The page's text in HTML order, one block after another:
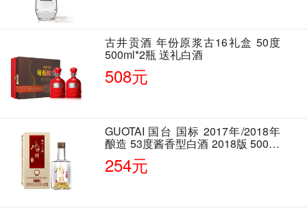
古井贡酒 年份原浆古16礼盒 50度
500ml*2瓶 送礼白酒
508元
GUOTAI 国台 国标 2017年/2018年
酿造 53度酱香型白酒 2018版 500ml
单瓶装
254元